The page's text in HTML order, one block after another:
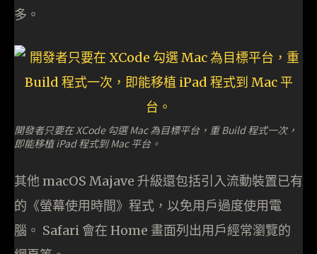
多。
開發者只要在 XCode 勾選 Mac 為目標平台，重 Build 程式一次，
即能移植 iPad 程式到 Mac 平台。
其他 macOS Majave 升級還包括引入流動裝置已有
的《螢幕使用時間》程式，以免用戶過度使用電
腦。 Safari 會在 Home 畫面列出用戶經常瀏覽的